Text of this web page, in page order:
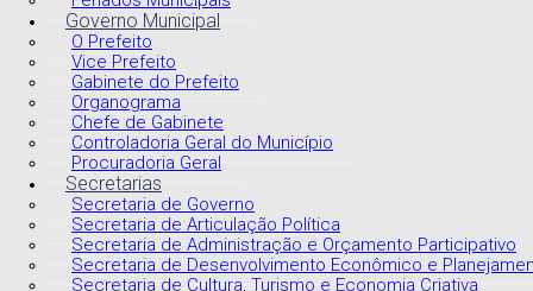
Governo Municipal
O Prefeito
Vice Prefeito
Gabinete do Prefeito
Organograma
Chefe de Gabinete
Controladoria Geral do Município
Procuradoria Geral
Secretarias
Secretaria de Governo
Secretaria de Articulação Política
Secretaria de Administração e Orçamento Participativo
Secretaria de Desenvolvimento Econômico e
Secretaria de Cultura, Turismo e Economia Criativa